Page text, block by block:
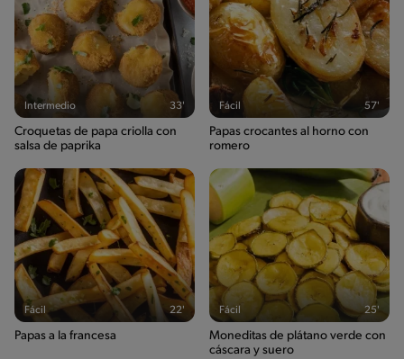
Intermedio 33'
Croquetas de papa criolla con
salsa de paprika
Fácil 57'
Papas crocantes al horno con
romero
Fácil 22'
Papas a la francesa
Fácil 25'
Moneditas de plátano verde con
cáscara y suero